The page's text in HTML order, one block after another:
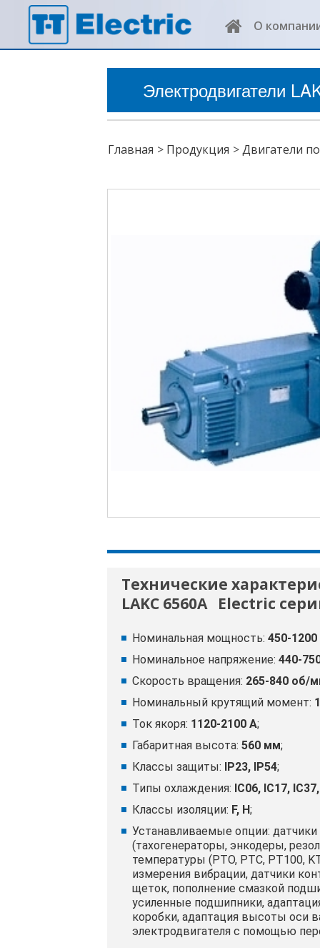
О
Электродвигатели
Главная Продукция Двигатели
Технические
Electric
LAKC 6560A
Номинальная мощность: 450-
Номинальное напряжение: 440-
Скорость вращения: 265-840 об/
Номинальный крутящий момент:
Ток якоря: 1120-2100 A;
Габаритная высота: 560 мм;
Классы защиты: IP23, IP54;
Типы охлаждения: IC06, IC17,
Классы изоляции: F, H;
Устанавливаемые опции: датчики
(тахогенераторы, энкодеры,
температуры (PTO, PTC, PT100,
измерения вибрации, датчики
щеток, пополнение смазкой
усиленные подшипники,
коробки, адаптация высоты оси
электродвигателя с помощью